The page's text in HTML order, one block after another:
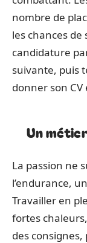
nombre de
les chances
candidature
suivante, puis
donner son
Un
La passion ne
l’endurance,
Travailler en
fortes
des